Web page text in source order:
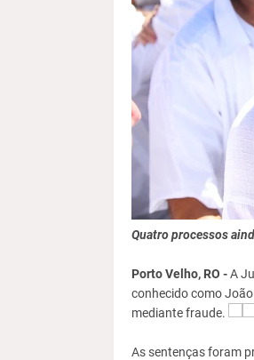
Quatro processos
Porto Velho, RO -A
conhecido como João
mediante fraude.
As sentenças foram